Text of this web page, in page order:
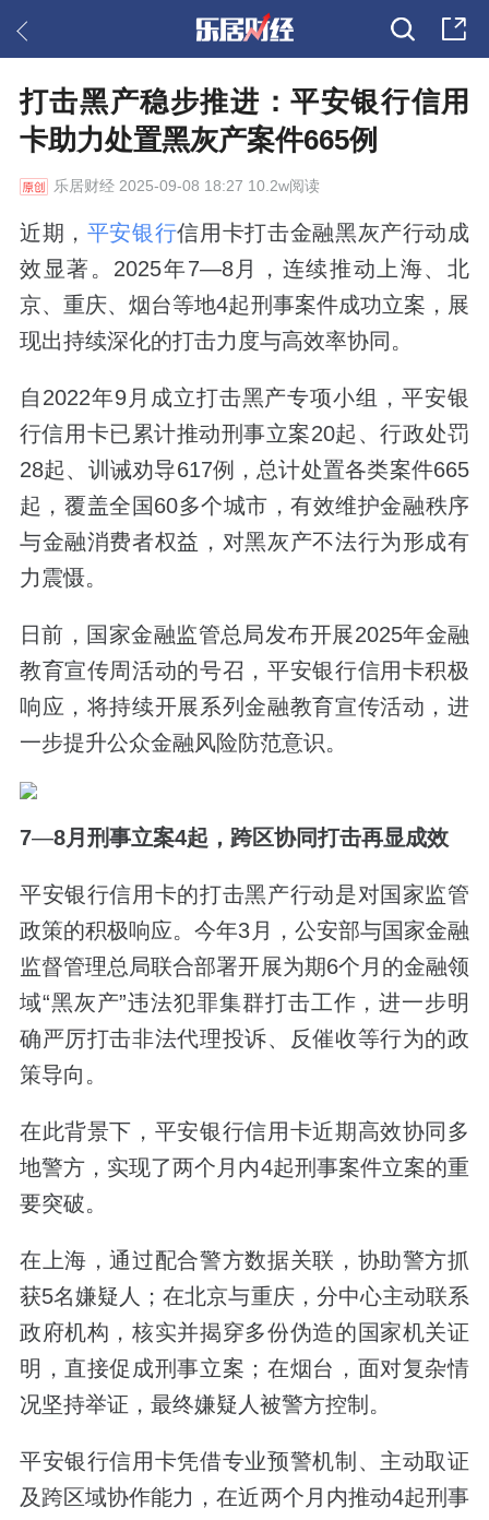
打击黑产稳步推进：平安银行信用
卡助力处置黑灰产案件665例
乐居财经2025-09-08 18:27 10.2w阅读
近期， 平安银行信用卡打击金融黑灰产行动成
效显著。2025年7—8月，连续推动上海、北
京、重庆、烟台等地4起刑事案件成功立案，展
现出持续深化的打击力度与高效率协同。
自2022年9月成立打击黑产专项小组，平安银
行信用卡已累计推动刑事立案20起、行政处罚
28起、训诫劝导617例，总计处置各类案件665
起，覆盖全国60多个城市，有效维护金融秩序
与金融消费者权益，对黑灰产不法行为形成有
力震慑。
日前，国家金融监管总局发布开展2025年金融
教育宣传周活动的号召，平安银行信用卡积极
响应，将持续开展系列金融教育宣传活动，进
一步提升公众金融风险防范意识。
7—8月刑事立案4起，跨区协同打击再显成效
平安银行信用卡的打击黑产行动是对国家监管
政策的积极响应。今年3月，公安部与国家金融
监督管理总局联合部署开展为期6个月的金融领
域“黑灰产”违法犯罪集群打击工作，进一步明
确严厉打击非法代理投诉、反催收等行为的政
策导向。
在此背景下，平安银行信用卡近期高效协同多
地警方，实现了两个月内4起刑事案件立案的重
要突破。
在上海，通过配合警方数据关联，协助警方抓
获5名嫌疑人；在北京与重庆，分中心主动联系
政府机构，核实并揭穿多份伪造的国家机关证
明，直接促成刑事立案；在烟台，面对复杂情
况坚持举证，最终嫌疑人被警方控制。
平安银行信用卡凭借专业预警机制、主动取证
及跨区域协作能力，在近两个月内推动4起刑事